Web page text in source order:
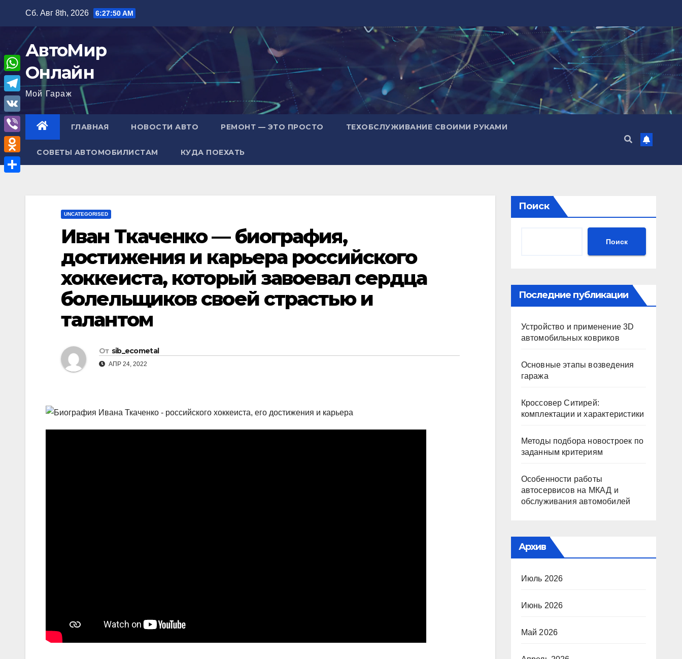
содержимому
Сб. Авг 8th, 2026 6:27:51 AM
АвтоМир
Онлайн
Мой Гараж
ГЛАВНАЯ НОВОСТИ АВТО РЕМОНТ — ЭТО ПРОСТО ТЕХОБСЛУЖИВАНИЕ СВОИМИ РУКАМИ
СОВЕТЫ АВТОМОБИЛИСТАМ КУДА ПОЕХАТЬ
UNCATEGORISED
Иван Ткаченко — биография,
достижения и карьера российского
хоккеиста, который завоевал сердца
болельщиков своей страстью и
талантом
От sib_ecometal
АПР 24, 2022
Поиск
Поиск
Последние публикации
Устройство и применение 3D
автомобильных ковриков
Основные этапы возведения
гаража
Кроссовер Ситирей:
комплектации и характеристики
Методы подбора новостроек по
заданным критериям
Особенности работы
автосервисов на МКАД и
обслуживания автомобилей
Архив
Июль 2026
Июнь 2026
Май 2026
W
h
a
A
T
e
l
e
g
V
K
V
i
b
O